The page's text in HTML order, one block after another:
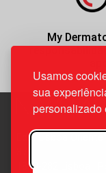
Usamos
sua
personalizado
My
Edif. Lisboa
1800-282 Lisboa |